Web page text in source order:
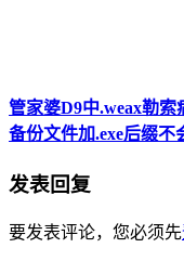
管家婆D9中.weax勒索
备份文件加.exe后缀不
发表回复
要发表评论，您必须先